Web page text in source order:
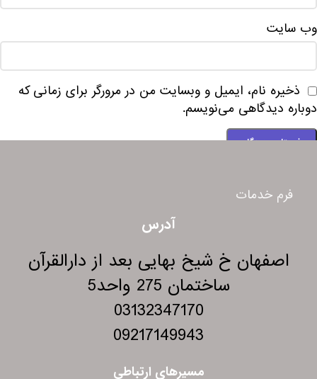
وب‌ سایت
ذخیره نام، ایمیل و وبسایت من در مرورگر برای زمانی که
دوباره دیدگاهی می‌نویسم.
فرم خدمات
آدرس
اصفهان خ شیخ بهایی بعد از دارالقرآن
ساختمان 275 واحد5
03132347170
09217149943
مسیرهای ارتباطی